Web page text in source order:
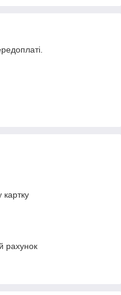
рахунок